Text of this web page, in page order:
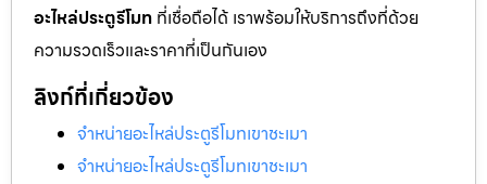
อะไหล่ประตูรีโมท ที่เชื่อถือได้ เราพร้อมให้บริการถึงที่ด้วย
ความรวดเร็วและราคาที่เป็นกันเอง
ลิงก์ที่เกี่ยวข้อง
จำหน่ายอะไหล่ประตูรีโมทเขาชะเมา
จำหน่ายอะไหล่ประตูรีโมทเขาชะเมา